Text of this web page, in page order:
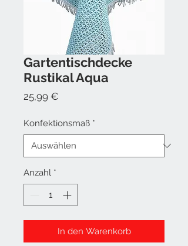
Gartentischdecke
Rustikal Aqua
25,99 €
Konfektionsmaß *
Anzahl *
In den Warenkorb